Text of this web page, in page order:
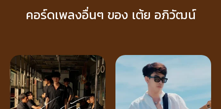
คอร์ดเพลงอื่นๆ ของ เต้ย อภิวัฒน์